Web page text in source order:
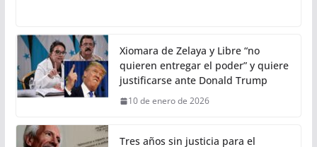
Xiomara de Zelaya y Libre “no
quieren entregar el poder” y quiere
justificarse ante Donald Trump
10 de enero de 2026
Tres años sin justicia para el